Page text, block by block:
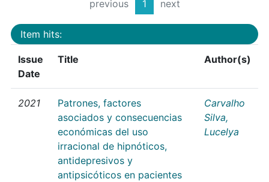
previous 1 next
Item hits:
Issue
Date
Title Author(s)
2021
Patrones, factores
asociados y consecuencias
económicas del uso
irracional de hipnóticos,
antidepresivos y
antipsicóticos en pacientes
Carvalho
Silva,
Lucelya